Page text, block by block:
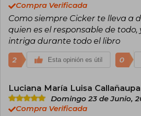
Compra Verificada
Como siempre Cicker te lleva a
quien es el responsable de
intriga durante todo el libro
2 Esta opinión es útil 0
Luciana María Luisa
Domingo 23 de Junio,
Compra Verificada